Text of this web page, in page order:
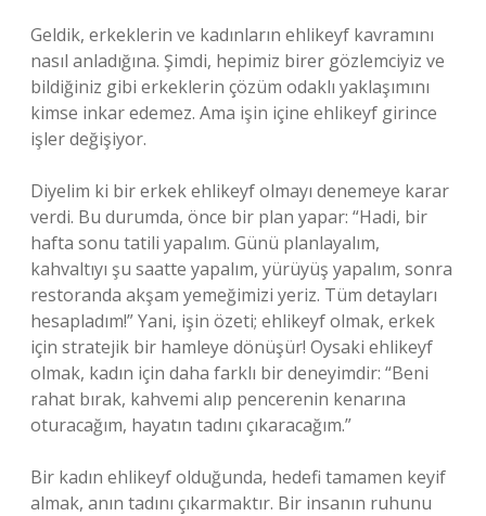
Geldik, erkeklerin ve kadınların ehlikeyf kavramını
nasıl anladığına. Şimdi, hepimiz birer gözlemciyiz ve
bildiğiniz gibi erkeklerin çözüm odaklı yaklaşımını
kimse inkar edemez. Ama işin içine ehlikeyf girince
işler değişiyor.
Diyelim ki bir erkek ehlikeyf olmayı denemeye karar
verdi. Bu durumda, önce bir plan yapar: “Hadi, bir
hafta sonu tatili yapalım. Günü planlayalım,
kahvaltıyı şu saatte yapalım, yürüyüş yapalım, sonra
restoranda akşam yemeğimizi yeriz. Tüm detayları
hesapladım!” Yani, işin özeti; ehlikeyf olmak, erkek
için stratejik bir hamleye dönüşür! Oysaki ehlikeyf
olmak, kadın için daha farklı bir deneyimdir: “Beni
rahat bırak, kahvemi alıp pencerenin kenarına
oturacağım, hayatın tadını çıkaracağım.”
Bir kadın ehlikeyf olduğunda, hedefi tamamen keyif
almak, anın tadını çıkarmaktır. Bir insanın ruhunu